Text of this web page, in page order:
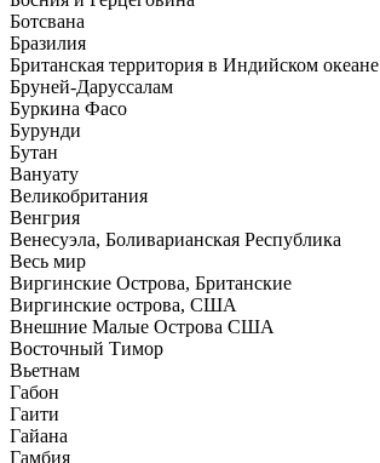
Ботсвана
Бразилия
Британская территория в Индийском океане
Бруней-Даруссалам
Буркина Фасо
Бурунди
Бутан
Вануату
Великобритания
Венгрия
Венесуэла, Боливарианская Республика
Весь мир
Виргинские Острова, Британские
Виргинские острова, США
Внешние Малые Острова США
Восточный Тимор
Вьетнам
Габон
Гаити
Гайана
Гамбия